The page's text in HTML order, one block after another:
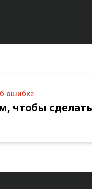
ошибке
чтобы сделать